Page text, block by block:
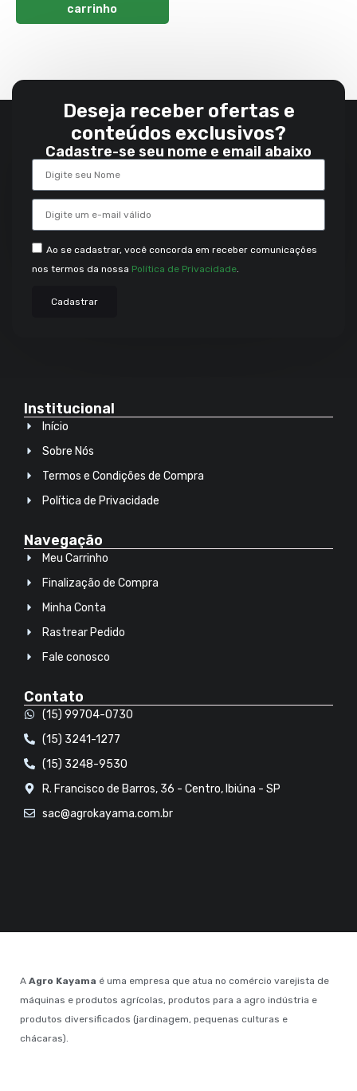
carrinho
Deseja receber ofertas e
conteúdos exclusivos?
Cadastre-se seu nome e email abaixo
Ao se cadastrar, você concorda em receber comunicações
nos termos da nossa Política de Privacidade
Cadastrar
Institucional
Início
Sobre Nós
Termos e Condições de Compra
Política de Privacidade
Navegação
Meu Carrinho
Finalização de Compra
Minha Conta
Rastrear Pedido
Fale conosco
Contato
(15) 99704-0730
(15) 3241-1277
(15) 3248-9530
R. Francisco de Barros, 36 - Centro, Ibiúna - SP
sac@agrokayama.com.br
A Agro Kayama é uma empresa que atua no comércio varejista de
máquinas e produtos agrícolas, produtos para a agro indústria e
produtos diversificados (jardinagem, pequenas culturas e
chácaras).